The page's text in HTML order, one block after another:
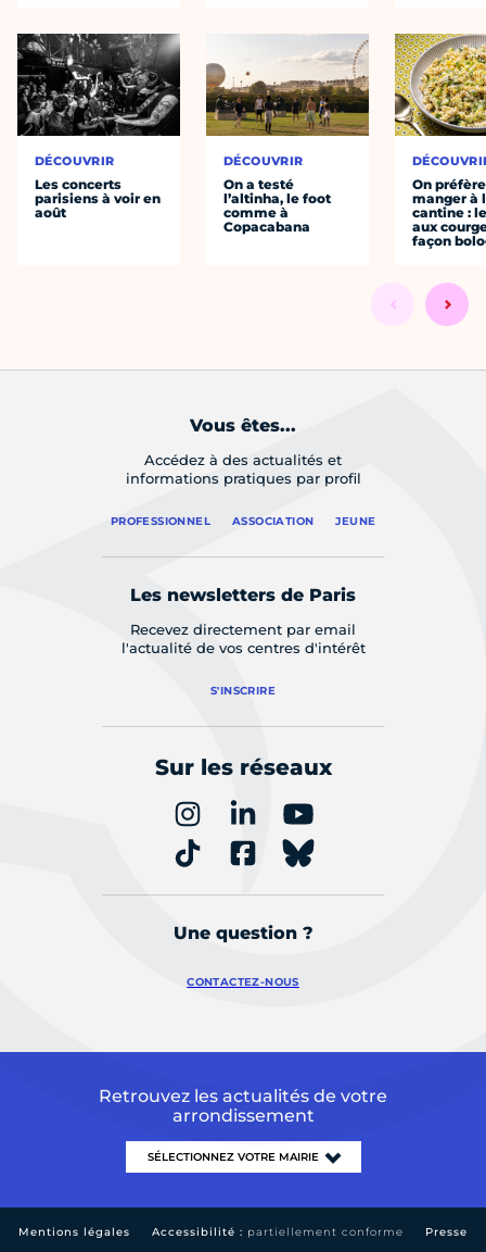
DÉCOUVRIR
Les concerts
parisiens à voir en
août
DÉCOUVRIR
On a testé
l’altinha, le foot
comme à
Copacabana
On préfère
manger à
cantine :
aux
façon
Vous êtes...
Accédez à des actualités et
informations pratiques par profil
PROFESSIONNEL ASSOCIATION JEUNE
Les newsletters de Paris
Recevez directement par email
l'actualité de vos centres d'intérêt
S'INSCRIRE
Sur les réseaux
Une question ?
CONTACTEZ-NOUS
Retrouvez les actualités de votre
arrondissement
Mentions légales Accessibilité : partiellement conforme Presse